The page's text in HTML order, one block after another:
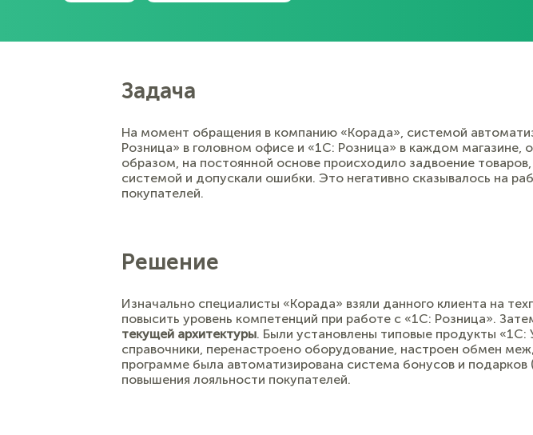
Задача
На момент обращения в компанию «Корада», системой
Розница» в головном офисе и «1С: Розница» в каждом
образом, на постоянной основе происходило задвоение
системой и допускали ошибки. Это негативно сказывалось на
покупателей.
Решение
Изначально специалисты «Корада» взяли данного клиента на
повысить уровень компетенций при работе с «1С: Розница».
текущей архитектуры. Были установлены типовые продукты «1С:
справочники, перенастроено оборудование, настроен обмен
программе была автоматизирована система бонусов и
повышения лояльности покупателей.